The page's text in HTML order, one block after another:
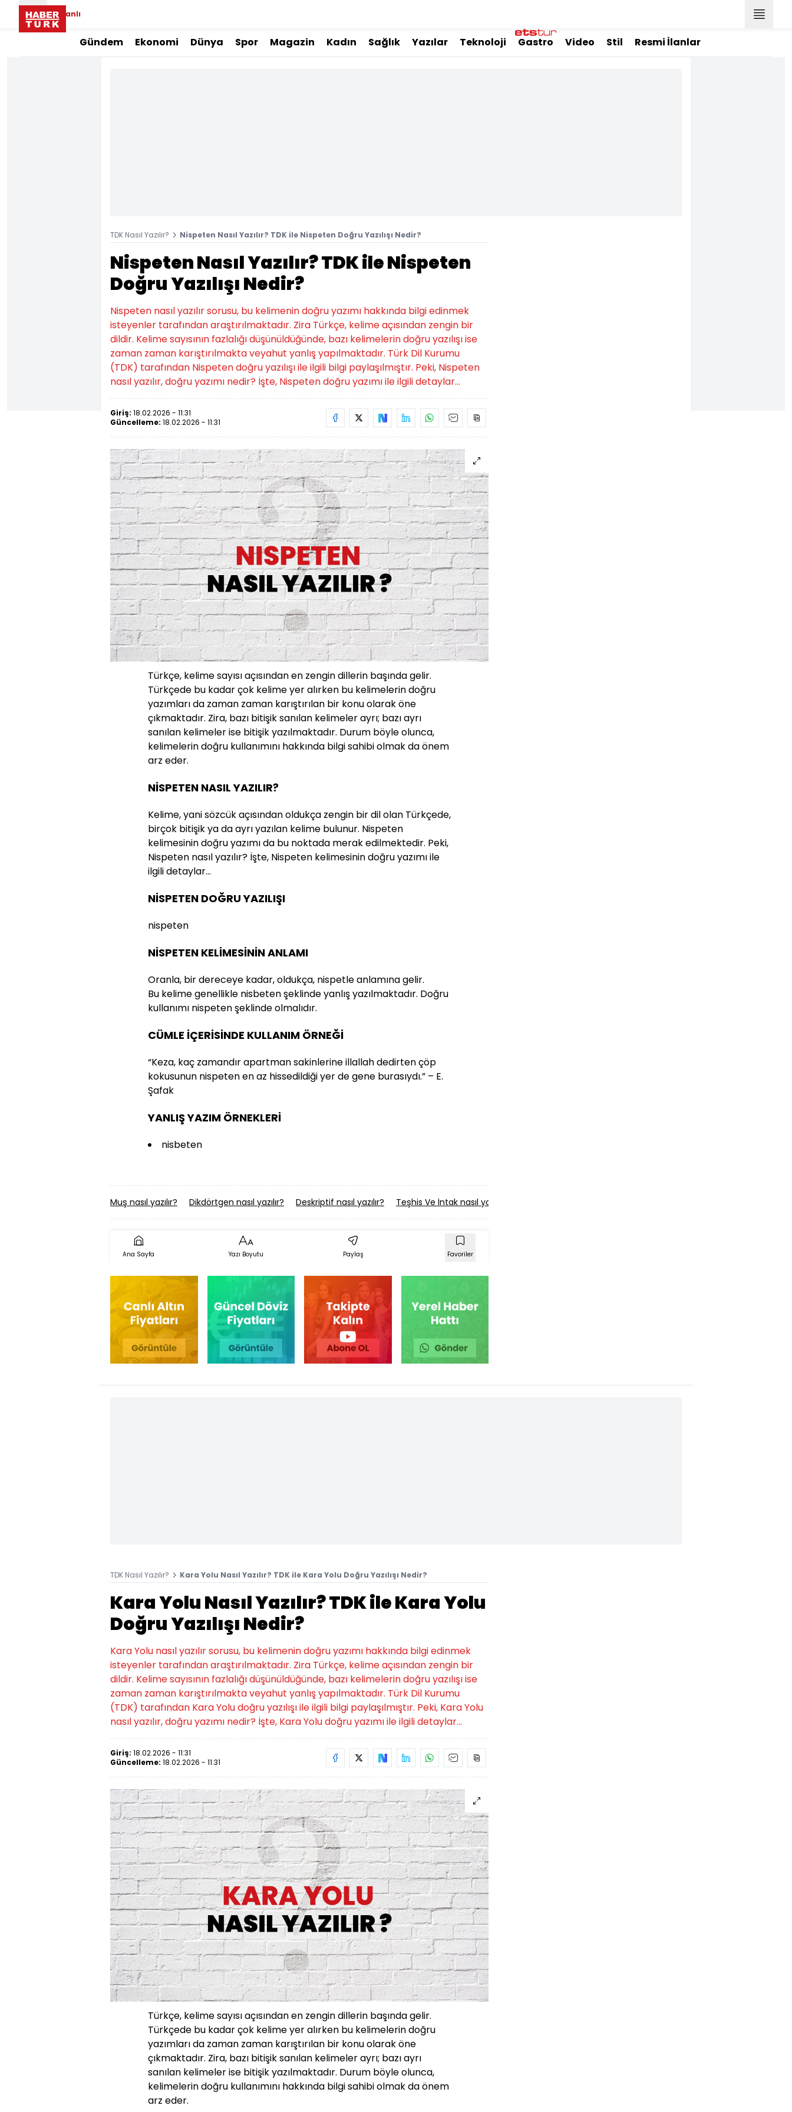
Canlı
Gündem Ekonomi Dünya Spor Magazin Kadın Sağlık Yazılar Teknoloji Gastro Video Stil Resmi İlanlar
TDK Nasıl Yazılır? Nispeten Nasıl Yazılır? TDK ile Nispeten Doğru Yazılışı Nedir?
Nispeten Nasıl Yazılır? TDK ile Nispeten
Doğru Yazılışı Nedir?
Nispeten nasıl yazılır sorusu, bu kelimenin doğru yazımı hakkında bilgi edinmek
isteyenler tarafından araştırılmaktadır. Zira Türkçe, kelime açısından zengin bir
dildir. Kelime sayısının fazlalığı düşünüldüğünde, bazı kelimelerin doğru yazılışı ise
zaman zaman karıştırılmakta veyahut yanlış yapılmaktadır. Türk Dil Kurumu
(TDK) tarafından Nispeten doğru yazılışı ile ilgili bilgi paylaşılmıştır. Peki, Nispeten
nasıl yazılır, doğru yazımı nedir? İşte, Nispeten doğru yazımı ile ilgili detaylar...
Giriş: 18.02.2026 - 11:31
Güncelleme: 18.02.2026 - 11:31
Türkçe, kelime sayısı açısından en zengin dillerin başında gelir.
Türkçede bu kadar çok kelime yer alırken bu kelimelerin doğru
yazımları da zaman zaman karıştırılan bir konu olarak öne
çıkmaktadır. Zira, bazı bitişik sanılan kelimeler ayrı; bazı ayrı
sanılan kelimeler ise bitişik yazılmaktadır. Durum böyle olunca,
kelimelerin doğru kullanımını hakkında bilgi sahibi olmak da önem
arz eder.
NİSPETEN NASIL YAZILIR?
Kelime, yani sözcük açısından oldukça zengin bir dil olan Türkçede,
birçok bitişik ya da ayrı yazılan kelime bulunur. Nispeten
kelimesinin doğru yazımı da bu noktada merak edilmektedir. Peki,
Nispeten nasıl yazılır? İşte, Nispeten kelimesinin doğru yazımı ile
ilgili detaylar…
NİSPETEN DOĞRU YAZILIŞI
nispeten
NİSPETEN KELİMESİNİN ANLAMI
Oranla, bir dereceye kadar, oldukça, nispetle anlamına gelir.
Bu kelime genellikle nisbeten şeklinde yanlış yazılmaktadır. Doğru
kullanımı nispeten şeklinde olmalıdır.
CÜMLE İÇERİSİNDE KULLANIM ÖRNEĞİ
“Keza, kaç zamandır apartman sakinlerine illallah dedirten çöp
kokusunun nispeten en az hissedildiği yer de gene burasıydı.” – E.
Şafak
YANLIŞ YAZIM ÖRNEKLERİ
nisbeten
Muş nasıl yazılır? Dikdörtgen nasıl yazılır? Deskriptif nasıl yazılır? Teşhis Ve İntak nasıl yazılır?
Ana Sayfa Yazı Boyutu Paylaş Favoriler
TDK Nasıl Yazılır? Kara Yolu Nasıl Yazılır? TDK ile Kara Yolu Doğru Yazılışı Nedir?
Kara Yolu Nasıl Yazılır? TDK ile Kara Yolu
Doğru Yazılışı Nedir?
Kara Yolu nasıl yazılır sorusu, bu kelimenin doğru yazımı hakkında bilgi edinmek
isteyenler tarafından araştırılmaktadır. Zira Türkçe, kelime açısından zengin bir
dildir. Kelime sayısının fazlalığı düşünüldüğünde, bazı kelimelerin doğru yazılışı ise
zaman zaman karıştırılmakta veyahut yanlış yapılmaktadır. Türk Dil Kurumu
(TDK) tarafından Kara Yolu doğru yazılışı ile ilgili bilgi paylaşılmıştır. Peki, Kara Yolu
nasıl yazılır, doğru yazımı nedir? İşte, Kara Yolu doğru yazımı ile ilgili detaylar...
Giriş: 18.02.2026 - 11:31
Güncelleme: 18.02.2026 - 11:31
Türkçe, kelime sayısı açısından en zengin dillerin başında gelir.
Türkçede bu kadar çok kelime yer alırken bu kelimelerin doğru
yazımları da zaman zaman karıştırılan bir konu olarak öne
çıkmaktadır. Zira, bazı bitişik sanılan kelimeler ayrı; bazı ayrı
sanılan kelimeler ise bitişik yazılmaktadır. Durum böyle olunca,
kelimelerin doğru kullanımını hakkında bilgi sahibi olmak da önem
arz eder.